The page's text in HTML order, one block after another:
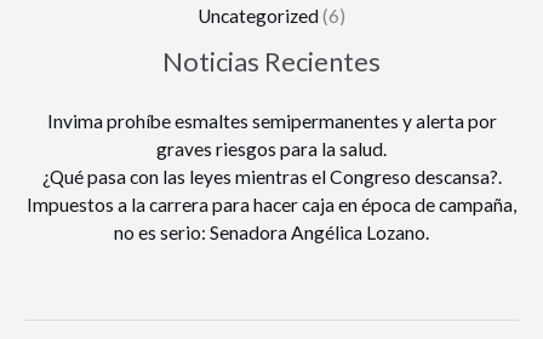
Uncategorized(6)
Noticias Recientes
Invima prohíbe esmaltes semipermanentes y alerta por
graves riesgos para la salud.
¿Qué pasa con las leyes mientras el Congreso descansa?.
Impuestos a la carrera para hacer caja en época de campaña,
no es serio: Senadora Angélica Lozano.